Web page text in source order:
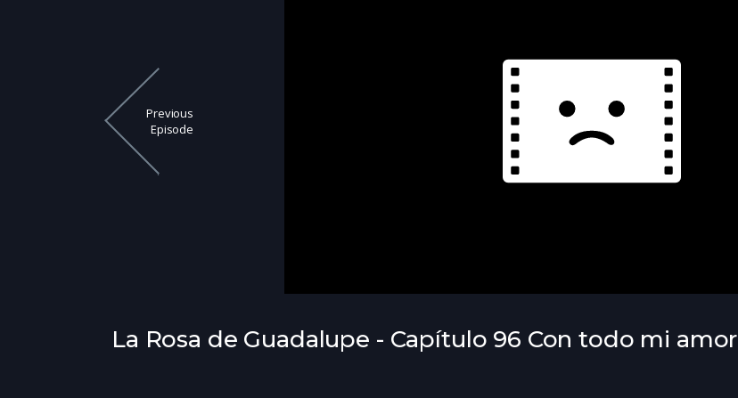
Previous
Episode
La Rosa de Guadalupe - Capítulo 96 Con todo mi amor